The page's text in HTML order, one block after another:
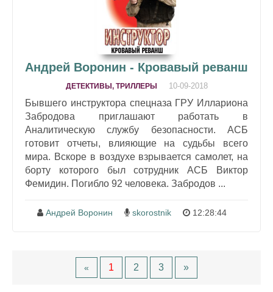
Андрей Воронин - Кровавый реванш
ДЕТЕКТИВЫ, ТРИЛЛЕРЫ 10-09-2018
Бывшего инструктора спецназа ГРУ Иллариона
Забродова приглашают работать в
Аналитическую службу безопасности. АСБ
готовит отчеты, влияющие на судьбы всего
мира. Вскоре в воздухе взрывается самолет, на
борту которого был сотрудник АСБ Виктор
Фемидин. Погибло 92 человека. Забродов ...
Андрей Воронин skorostnik 12:28:44
« 1 2 3 »